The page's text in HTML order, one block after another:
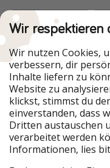
Urlaubspiraten ist
Unsere Märkte
PiratinViaggio
VakantiePiraten
VoyagesPirates
Urlaubspiraten
TravelPirates
Wir respektieren
Wir nutzen Cookies,
verbessern, dir
Inhalte liefern zu
Website zu
klickst, stimmst du
einverstanden, dass
Dritten austauschen
verarbeitet werden
Informationen, lies